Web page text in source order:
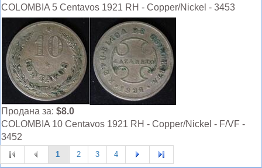
COLOMBIA 5 Centavos 1921 RH - Copper/Nickel - 3453
Продана за: $8.0
COLOMBIA 10 Centavos 1921 RH - Copper/Nickel - F/VF -
3452
1 2 3 4